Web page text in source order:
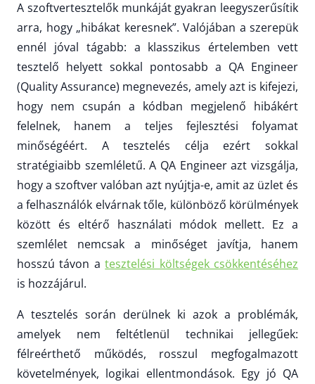
A szoftvertesztelők munkáját gyakran leegyszerűsítik
arra, hogy „hibákat keresnek”. Valójában a szerepük
ennél jóval tágabb: a klasszikus értelemben vett
tesztelő helyett sokkal pontosabb a QA Engineer
(Quality Assurance) megnevezés, amely azt is kifejezi,
hogy nem csupán a kódban megjelenő hibákért
felelnek, hanem a teljes fejlesztési folyamat
minőségéért. A tesztelés célja ezért sokkal
stratégiaibb szemléletű. A QA Engineer azt vizsgálja,
hogy a szoftver valóban azt nyújtja-e, amit az üzlet és
a felhasználók elvárnak tőle, különböző körülmények
között és eltérő használati módok mellett. Ez a
szemlélet nemcsak a minőséget javítja, hanem
hosszú távon atesztelési költségek csökkentéséhez
is hozzájárul.
A tesztelés során derülnek ki azok a problémák,
amelyek nem feltétlenül technikai jellegűek:
félreérthető működés, rosszul megfogalmazott
követelmények, logikai ellentmondások. Egy jó QA